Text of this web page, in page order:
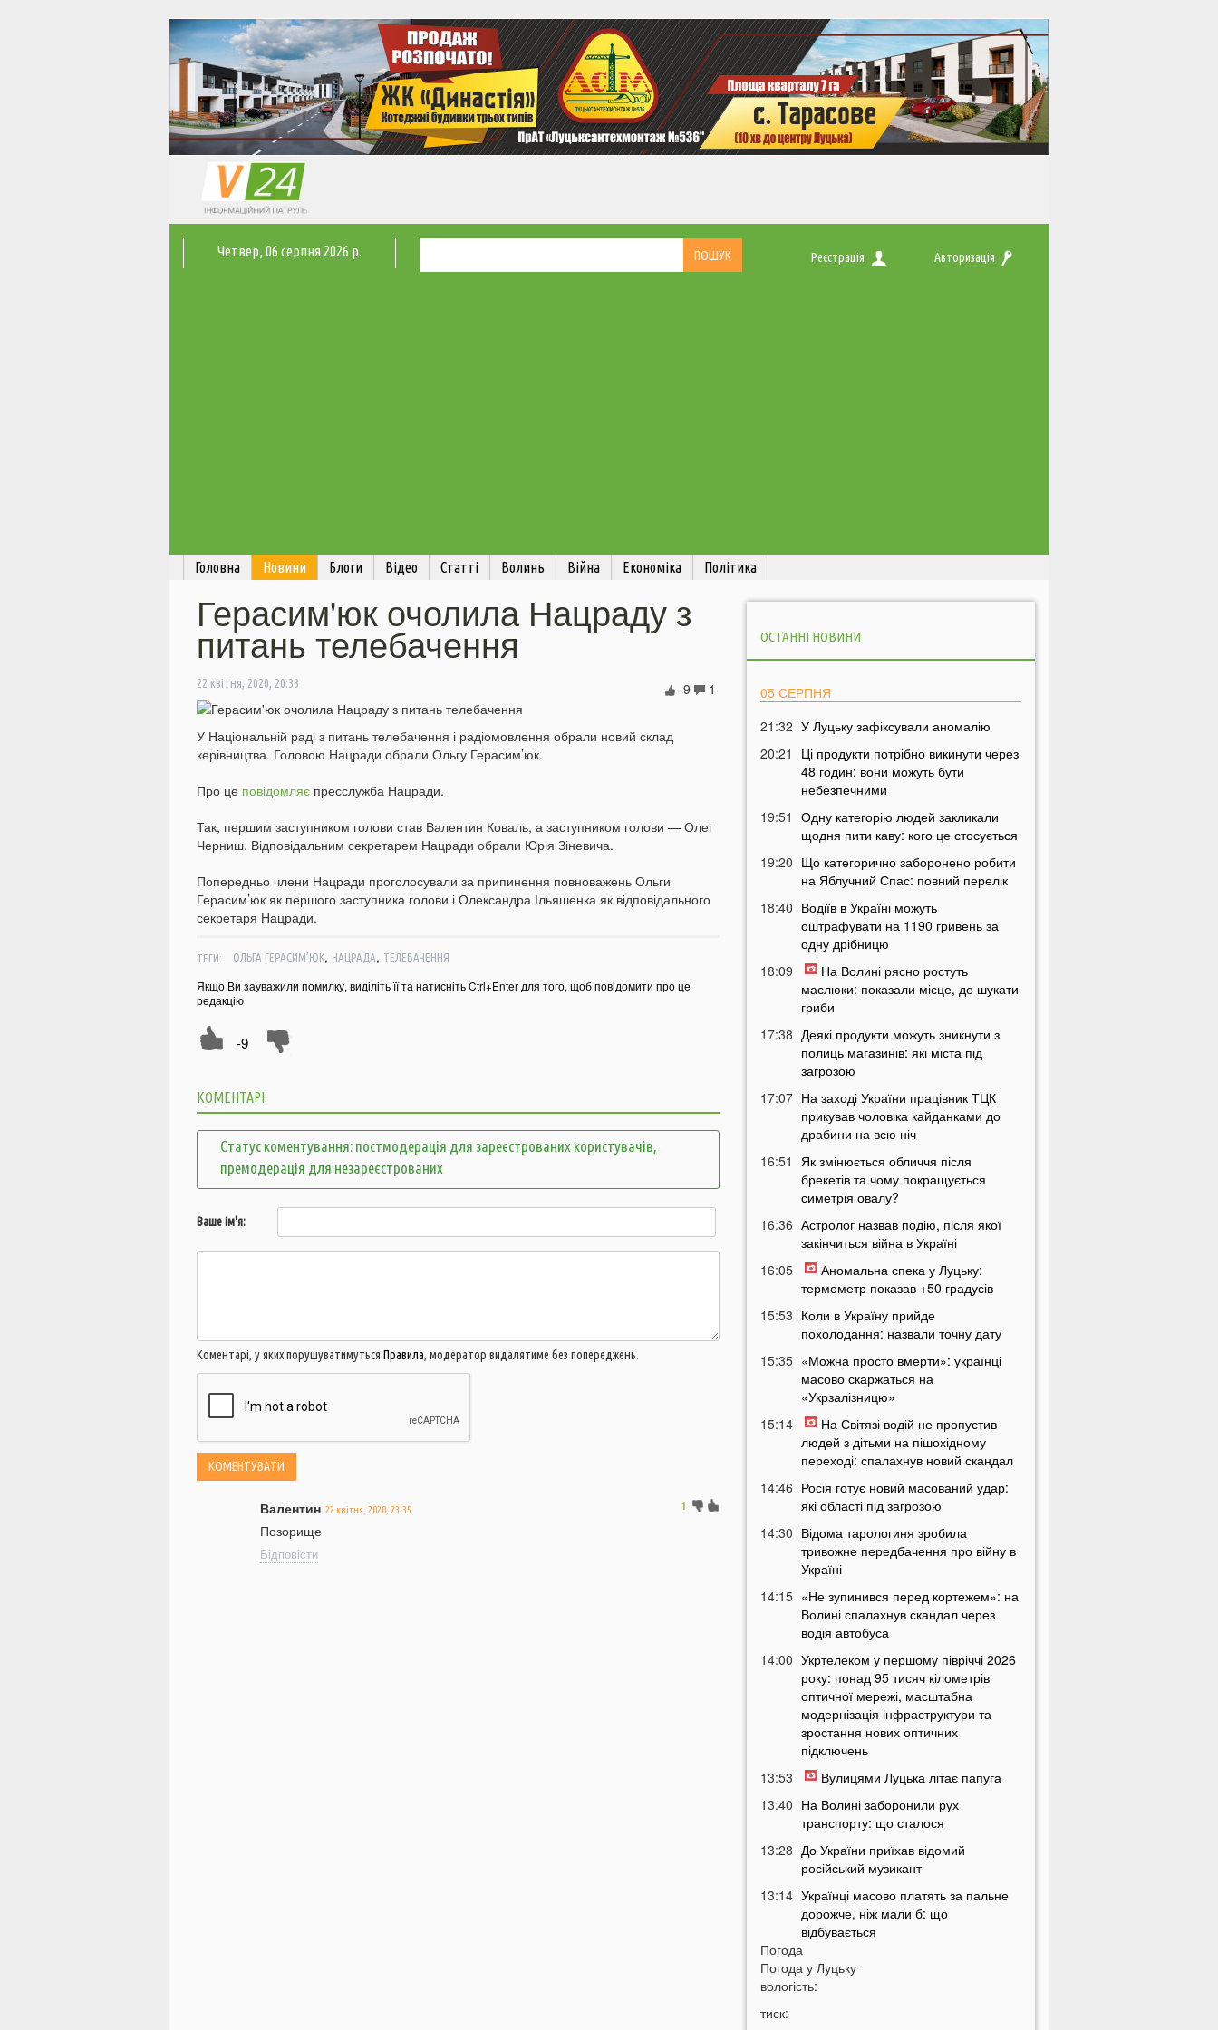
Четвер, 06 серпня 2026 р. Реєстрація Авторизація
Головна Новини Блоги Відео Статті Волинь Війна Економіка Політика
Герасим'юк очолила Нацраду з
питань телебачення
22 квітня, 2020, 20:33 1
-9
У Національній раді з питань телебачення і радіомовлення обрали новий склад
керівництва. Головою Нацради обрали Ольгу Герасим’юк.
Про це повідомляє пресслужба Нацради.
Так, першим заступником голови став Валентин Коваль, а заступником голови — Олег
Черниш. Відповідальним секретарем Нацради обрали Юрія Зіневича.
Попередньо члени Нацради проголосували за припинення повноважень Ольги
Герасим’юк як першого заступника голови і Олександра Ільяшенка як відповідального
секретаря Нацради.
ТЕГИ: ОЛЬГА ГЕРАСИМ’ЮК, НАЦРАДА, ТЕЛЕБАЧЕННЯ
Якщо Ви зауважили помилку, виділіть її та натисніть Ctrl+Enter для того, щоб повідомити про це
редакцію
-9
КОМЕНТАРІ:
Статус коментування: постмодерація для зареєстрованих користувачів,
премодерація для незареєстрованих
Ваше ім'я:
Коментарі, у яких порушуватимуться Правила, модератор видалятиме без попереджень.
1
Валентин 22 квітня, 2020, 23:35
Позорище
Відповісти
ОСТАННІ НОВИНИ
05 СЕРПНЯ
21:32 У Луцьку зафіксували аномалію
20:21
Ці продукти потрібно викинути через
48 годин: вони можуть бути
небезпечними
19:51
Одну категорію людей закликали
щодня пити каву: кого це стосується
19:20 Що категорично заборонено робити
на Яблучний Спас: повний перелік
18:40 Водіїв в Україні можуть
оштрафувати на 1190 гривень за
одну дрібницю
18:09
На Волині рясно ростуть
маслюки: показали місце, де шукати
гриби
17:38 Деякі продукти можуть зникнути з
полиць магазинів: які міста під
загрозою
17:07 На заході України працівник ТЦК
прикував чоловіка кайданками до
драбини на всю ніч
16:51
Як змінюється обличчя після
брекетів та чому покращується
симетрія овалу?
16:36 Астролог назвав подію, після якої
закінчиться війна в Україні
16:05
Аномальна спека у Луцьку:
термометр показав +50 градусів
15:53 Коли в Україну прийде
похолодання: назвали точну дату
15:35 «Можна просто вмерти»: українці
масово скаржаться на
«Укрзалізницю»
15:14
На Світязі водій не пропустив
людей з дітьми на пішохідному
переході: спалахнув новий скандал
14:46 Росія готує новий масований удар:
які області під загрозою
14:30 Відома тарологиня зробила
тривожне передбачення про війну в
Україні
14:15 «Не зупинився перед кортежем»: на
Волині спалахнув скандал через
водія автобуса
14:00 Укртелеком у першому півріччі 2026
року: понад 95 тисяч кілометрів
оптичної мережі, масштабна
модернізація інфраструктури та
зростання нових оптичних
підключень
13:53
Вулицями Луцька літає папуга
13:40 На Волині заборонили рух
транспорту: що сталося
13:28 До України приїхав відомий
російський музикант
13:14 Українці масово платять за пальне
дорожче, ніж мали б: що
відбувається
12:45 Українців попередили про
повернення графіків відключень
світла
12:26
Погода
Погода у Луцьку
вологість:
тиск: